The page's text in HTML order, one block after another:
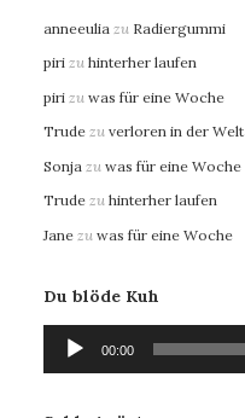
anneeulia zu Radiergummi
piri zu hinterher laufen
piri zu was für eine Woche
Trude zu verloren in der Welt
Sonja zu was für eine Woche
Trude zu hinterher laufen
Jane zu was für eine Woche
Du blöde Kuh
Audio-
Player
00:00